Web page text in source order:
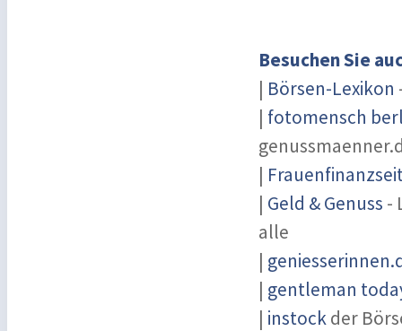
Besuchen Sie
| Börsen-Lexikon
| fotomensch
|
| Geld & Genuss -
alle
|
| gentleman
| instockder